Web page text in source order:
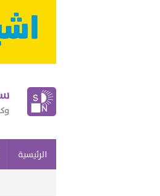
الرئيسية